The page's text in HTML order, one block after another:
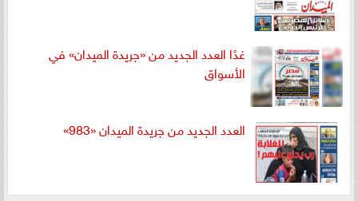
غدًا العدد الجديد من «جريدة الميدان» في
الأسواق
العدد الجديد من جريدة الميدان «983»